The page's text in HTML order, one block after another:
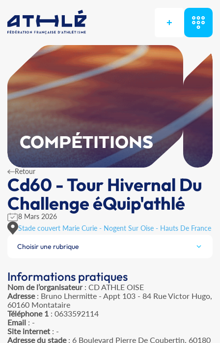
+
COMPÉTITIONS
Retour
Cd60 - Tour Hivernal Du
Challenge éQuip'athlé
8 Mars 2026
Stade couvert Marie Curie - Nogent Sur Oise - Hauts De France
Choisir une rubrique
Informations pratiques
Nom de l’organisateur: CD ATHLE OISE
Adresse: Bruno Lhermitte - Appt 103 - 84 Rue Victor Hugo,
60160 Montataire
Téléphone 1 : 0633592114
Email : -
Site internet : -
Adresse du stade: 6 Boulevard Pierre De Coubertin, 60180